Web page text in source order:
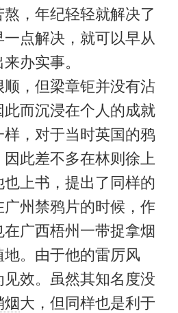
，年纪轻轻就解决了
点解决，就可以早从
办实事。
，但梁章钜并没有沾
而沉浸在个人的成就
，对于当时英国的鸦
此差不多在林则徐上
上书，提出了同样的
州禁鸦片的时候，作
广西梧州一带捉拿烟
。由于他的雷厉风
效。虽然其知名度没
烟大，但同样也是利于